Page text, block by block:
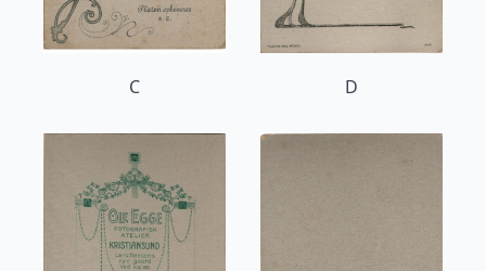
C D